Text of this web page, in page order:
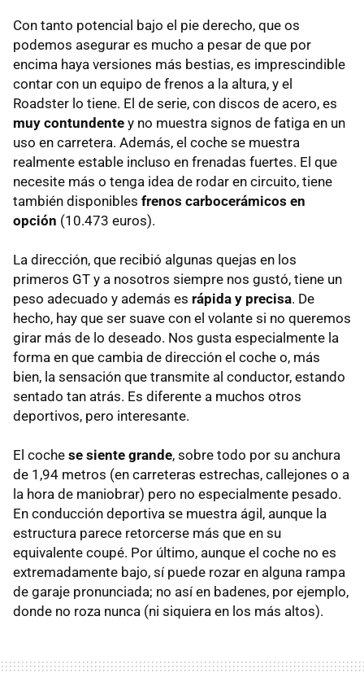
Con tanto potencial bajo el pie derecho, que os
podemos asegurar es mucho a pesar de que por
encima haya versiones más bestias, es imprescindible
contar con un equipo de frenos a la altura, y el
Roadster lo tiene. El de serie, con discos de acero, es
muy contundente y no muestra signos de fatiga en un
uso en carretera. Además, el coche se muestra
realmente estable incluso en frenadas fuertes. El que
necesite más o tenga idea de rodar en circuito, tiene
también disponibles frenos carbocerámicos en
opción (10.473 euros).
La dirección, que recibió algunas quejas en los
primeros GT y a nosotros siempre nos gustó, tiene un
peso adecuado y además es rápida y precisa. De
hecho, hay que ser suave con el volante si no queremos
girar más de lo deseado. Nos gusta especialmente la
forma en que cambia de dirección el coche o, más
bien, la sensación que transmite al conductor, estando
sentado tan atrás. Es diferente a muchos otros
deportivos, pero interesante.
El coche se siente grande, sobre todo por su anchura
de 1,94 metros (en carreteras estrechas, callejones o a
la hora de maniobrar) pero no especialmente pesado.
En conducción deportiva se muestra ágil, aunque la
estructura parece retorcerse más que en su
equivalente coupé. Por último, aunque el coche no es
extremadamente bajo, sí puede rozar en alguna rampa
de garaje pronunciada; no así en badenes, por ejemplo,
donde no roza nunca (ni siquiera en los más altos).